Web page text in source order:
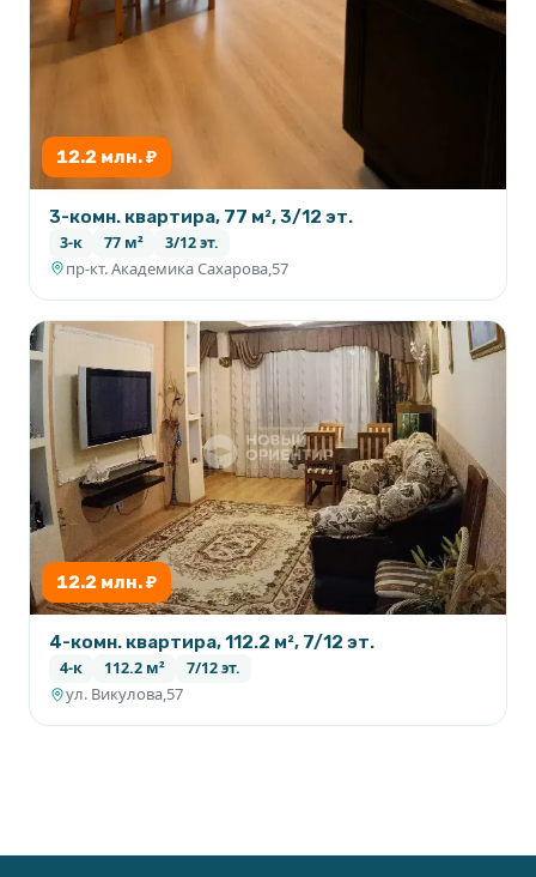
12.2 млн. ₽
3-комн. квартира, 77 м², 3/12 эт.
3-к 77 м² 3/12 эт.
пр-кт. Академика Сахарова,57
12.2 млн. ₽
4-комн. квартира, 112.2 м², 7/12 эт.
4-к 112.2 м² 7/12 эт.
ул. Викулова,57